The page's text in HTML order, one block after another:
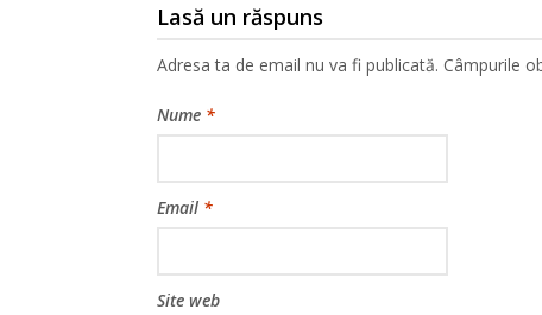
Lasă un răspuns
Adresa ta de email nu va fi publicată. Câmpurile
Nume *
Email *
Site web